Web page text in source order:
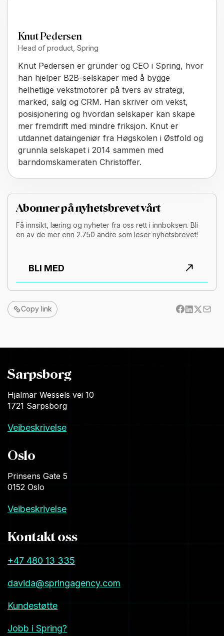
Knut Pedersen
Head of product, Spring
Knut Pedersen er gründer og CEO i Spring, hvor
han hjelper B2B-selskaper med å bygge
helhetlige vekstmotorer på tvers av strategi,
marked, salg og CRM. Han skriver om vekst,
posisjonering og hvordan selskaper kan skape
mer fremdrift med mindre friksjon. Knut er
utdannet dataingeniør fra Høgskolen i Østfold og
grunnla selskapet i 2014 sammen med
barndomskameraten Christoffer.
Abonner på nyhetsbrevet vårt
Få innsikt, læring og nyheter fra oss rett i innboksen. Bli
en av de mer enn 2.750 andre som leser nyhetsbrevet!
BLI MED
Copy link
Sarpsborg
Hjalmar Wessels vei 10
1721 Sarpsborg
Veibeskrivelse
Oslo
Prinsens Gate 5
0152 Oslo
Veibeskrivelse
Kontakt oss
+47 480 13 335
davida@springagency.com
Kundestøtte
Jobb i Spring?